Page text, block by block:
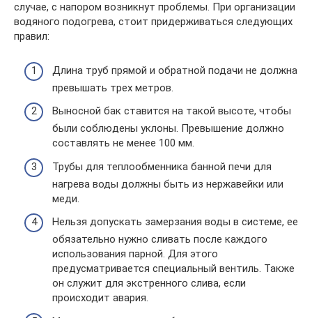
случае, с напором возникнут проблемы. При организации
водяного подогрева, стоит придерживаться следующих
правил:
Длина труб прямой и обратной подачи не должна
превышать трех метров.
Выносной бак ставится на такой высоте, чтобы
были соблюдены уклоны. Превышение должно
составлять не менее 100 мм.
Трубы для теплообменника банной печи для
нагрева воды должны быть из нержавейки или
меди.
Нельзя допускать замерзания воды в системе, ее
обязательно нужно сливать после каждого
использования парной. Для этого
предусматривается специальный вентиль. Также
он служит для экстренного слива, если
происходит авария.